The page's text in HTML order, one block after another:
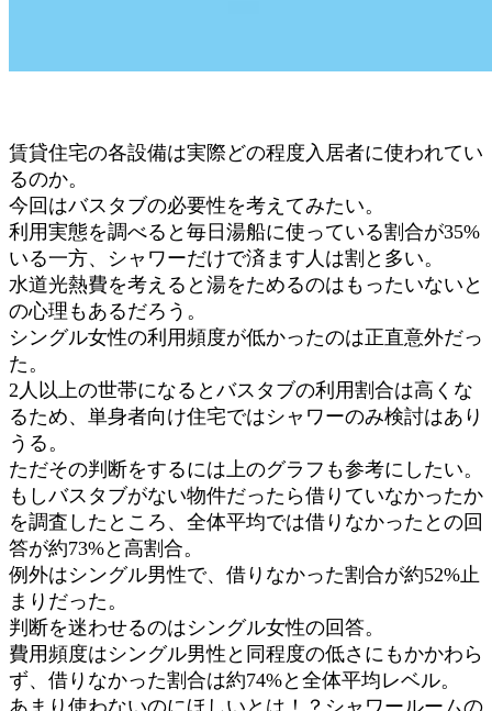
賃貸住宅の各設備は実際どの程度入居者に使われてい
るのか。
今回はバスタブの必要性を考えてみたい。
利用実態を調べると毎日湯船に使っている割合が35%
いる一方、シャワーだけで済ます人は割と多い。
水道光熱費を考えると湯をためるのはもったいないと
の心理もあるだろう。
シングル女性の利用頻度が低かったのは正直意外だっ
た。
2人以上の世帯になるとバスタブの利用割合は高くな
るため、単身者向け住宅ではシャワーのみ検討はあり
うる。
ただその判断をするには上のグラフも参考にしたい。
もしバスタブがない物件だったら借りていなかったか
を調査したところ、全体平均では借りなかったとの回
答が約73%と高割合。
例外はシングル男性で、借りなかった割合が約52%止
まりだった。
判断を迷わせるのはシングル女性の回答。
費用頻度はシングル男性と同程度の低さにもかかわら
ず、借りなかった割合は約74%と全体平均レベル。
あまり使わないのにほしいとは！？シャワールームの